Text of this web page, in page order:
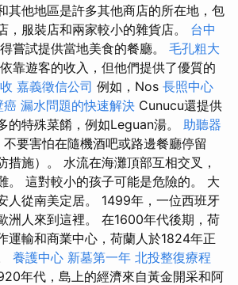
其他地區是許多其他商店的所在地，包
，服裝店和兩家較小的雜貨店。 台中
嘗試提供當地美食的餐廳。 毛孔粗大
靠遊客的收入，但他們提供了優質的
嘉義徵信公司 例如，Nos 長照中心
癌 漏水問題的快速解決 Cunucu還提供
的特殊菜餚，例如Leguan湯。 助聽器
不要害怕在隨機酒吧或路邊餐廳停留
措施）。 水流在海灘頂部互相交叉，
。 這對較小的孩子可能是危險的。 大
人從南美定居。 1499年，一位西班牙
洲人來到這裡。 在1600年代後期，荷
運輸和商業中心，荷蘭人於1824年正
養護中心 新墓第一年 北投整復療程
年代，島上的經濟來自黃金開采和阿